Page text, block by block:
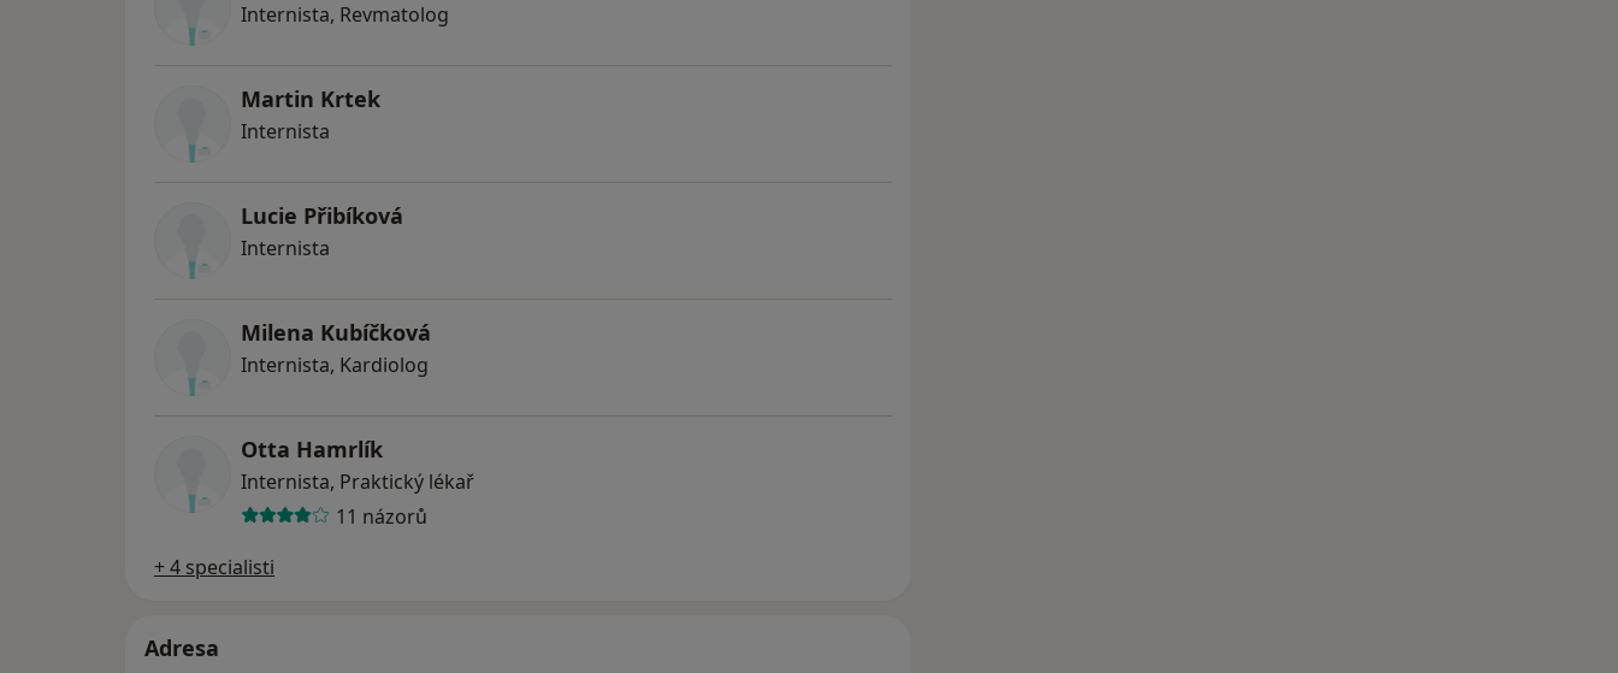
Internista, Revmatolog
Martin Krtek
Internista
Lucie Přibíková
Internista
Milena Kubíčková
Internista, Kardiolog
Otta Hamrlík
Internista, Praktický lékař
11 názorů
+ 4 specialisti
Adresa